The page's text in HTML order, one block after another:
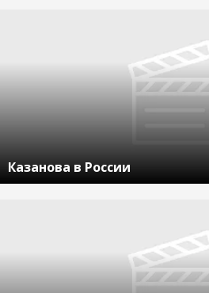
Казанова в России